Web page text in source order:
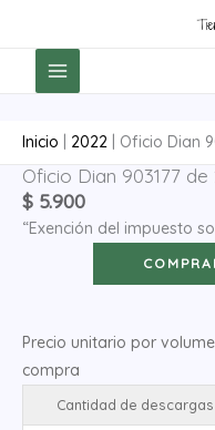
contenido
Inicio 2022 Oficio Dian
Oficio Dian 903177 de
$ 5.900
“Exención del impuesto
Oficio
Dian
903177
Precio unitario por
compra
Cantidad de descargas